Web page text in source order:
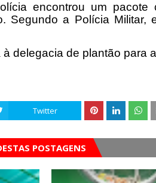
encontrou um
Segundo a Polícia
delegacia de plantão para
Twitter
POSTAGENS